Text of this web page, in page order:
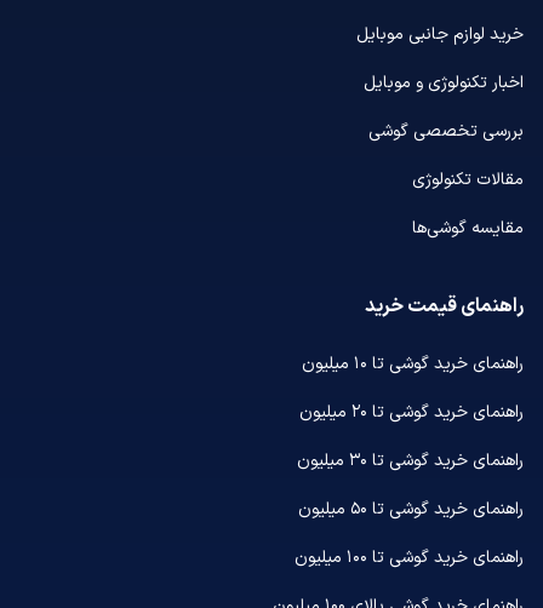
خرید لوازم جانبی موبایل
اخبار تکنولوژی و موبایل
بررسی تخصصی گوشی
مقالات تکنولوژی
مقایسه گوشی‌ها
راهنمای قیمت خرید
راهنمای خرید گوشی تا ۱۰ میلیون
راهنمای خرید گوشی تا ۲۰ میلیون
راهنمای خرید گوشی تا ۳۰ میلیون
راهنمای خرید گوشی تا ۵۰ میلیون
راهنمای خرید گوشی تا ۱۰۰ میلیون